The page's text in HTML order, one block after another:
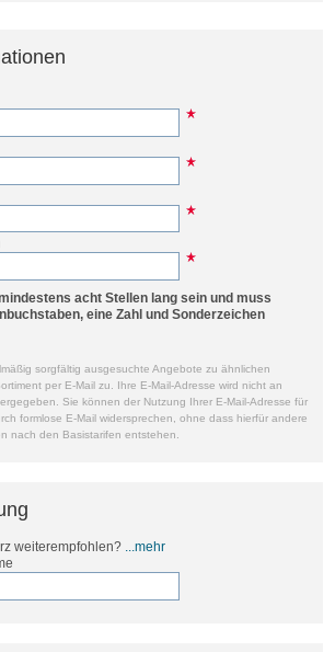
acht Stellen lang sein und muss
eine Zahl und Sonderzeichen
sorgfältig ausgesuchte Angebote zu ähnlichen
per E-Mail zu. Ihre E-Mail-Adresse wird nicht an
Sie können der Nutzung Ihrer E-Mail-Adresse für
formlose E-Mail widersprechen, ohne dass hierfür andere
nach den Basistarifen entstehen.
weiterempfohlen? ...mehr